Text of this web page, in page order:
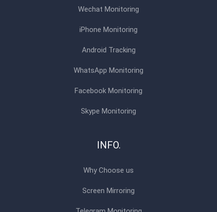
Wechat Monitoring
iPhone Monitoring
Android Tracking
WhatsApp Monitoring
Facebook Monitoring
Skype Monitoring
INFO.
Why Choose us
Screen Mirroring